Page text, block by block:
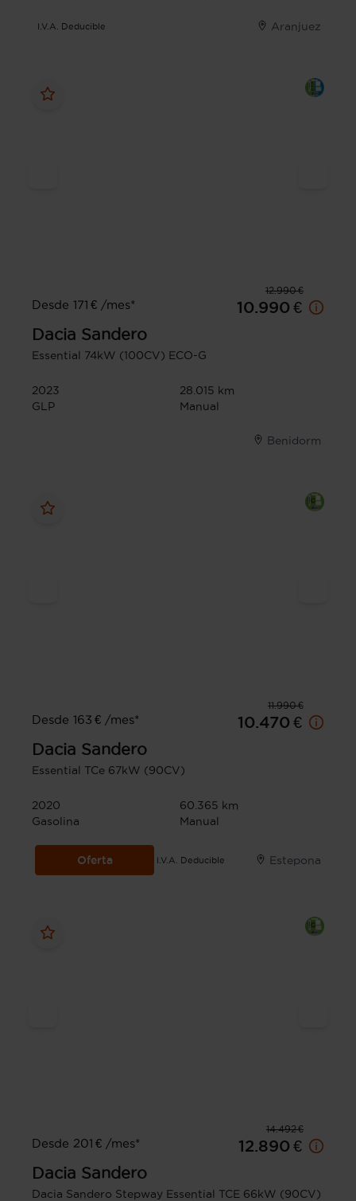
I.V.A. Deducible Aranjuez
12.990 €
Desde 171 € /mes*
10.990 €
Dacia Sandero
Essential 74kW (100CV) ECO-G
2023
28.015 km
GLP
Manual
Benidorm
11.990 €
Desde 163 € /mes*
10.470 €
Dacia Sandero
Essential TCe 67kW (90CV)
2020
60.365 km
Gasolina
Manual
Oferta I.V.A. Deducible Estepona
14.492 €
Desde 201 € /mes*
12.890 €
Dacia Sandero
Dacia Sandero Stepway Essential TCE 66kW (90CV)